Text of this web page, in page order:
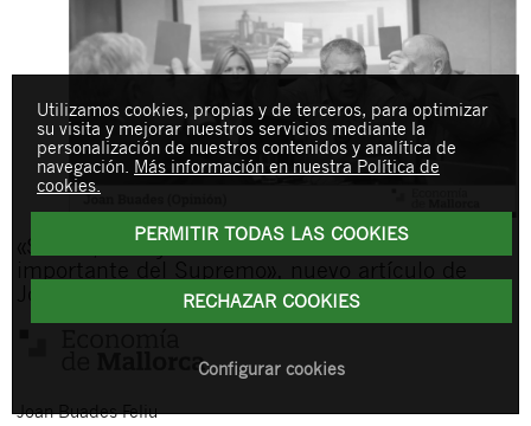
«Socios, voto y estatutos: una aclaración
Joan Buades en Economía de Mallorca
JoanBuades Feliu
Utilizamos cookies, propias y de terceros, para optimizar
su visita y mejorar nuestros servicios mediante la
personalización de nuestros contenidos y analítica de
navegación. Más información en nuestra Política de
cookies.
PERMITIR TODAS LAS COOKIES
RECHAZAR COOKIES
Configurar cookies